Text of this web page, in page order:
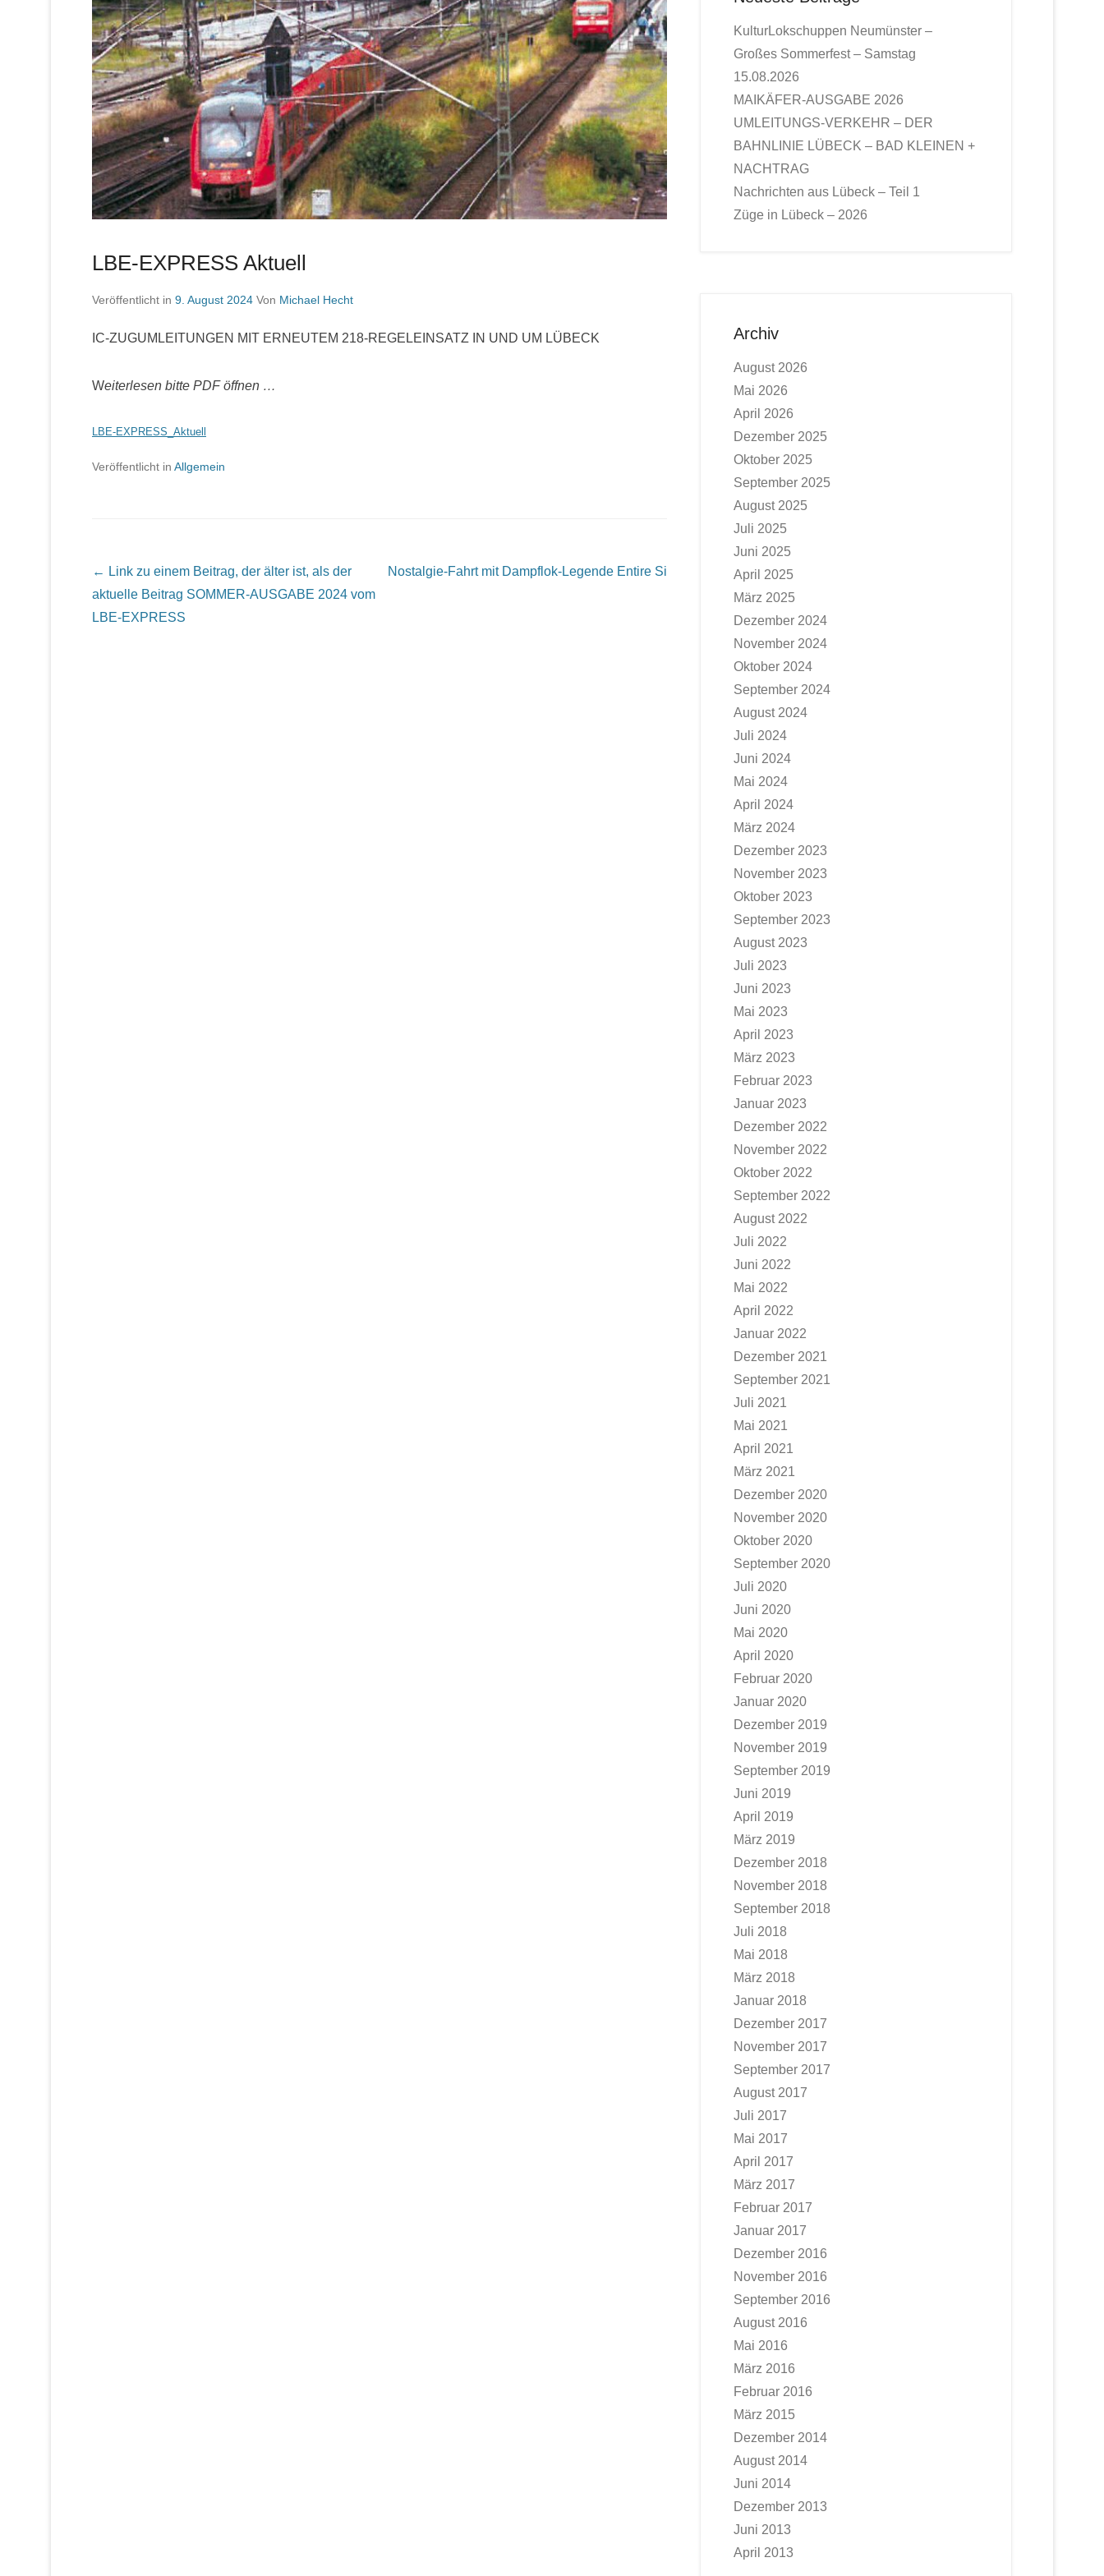
LBE-EXPRESS Aktuell
Veröffentlicht in 9. August 2024 Von Michael Hecht
IC-ZUGUMLEITUNGEN MIT ERNEUTEM 218-REGELEINSATZ IN UND UM LÜBECK
Weiterlesen bitte PDF öffnen …
LBE-EXPRESS_Aktuell
Veröffentlicht in Allgemein
Beitrags Übersicht
← Link zu einem Beitrag, der älter ist, als der
aktuelle Beitrag SOMMER-AUSGABE 2024 vom
LBE-EXPRESS
Nostalgie-Fahrt mit Dampflok-Legende Entire Si
KulturLokschuppen Neumünster –
Großes Sommerfest – Samstag
15.08.2026
MAIKÄFER-AUSGABE 2026
UMLEITUNGS-VERKEHR – DER
BAHNLINIE LÜBECK – BAD KLEINEN +
NACHTRAG
Nachrichten aus Lübeck – Teil 1
Züge in Lübeck – 2026
Archiv
August 2026
Mai 2026
April 2026
Dezember 2025
Oktober 2025
September 2025
August 2025
Juli 2025
Juni 2025
April 2025
März 2025
Dezember 2024
November 2024
Oktober 2024
September 2024
August 2024
Juli 2024
Juni 2024
Mai 2024
April 2024
März 2024
Dezember 2023
November 2023
Oktober 2023
September 2023
August 2023
Juli 2023
Juni 2023
Mai 2023
April 2023
März 2023
Februar 2023
Januar 2023
Dezember 2022
November 2022
Oktober 2022
September 2022
August 2022
Juli 2022
Juni 2022
Mai 2022
April 2022
Januar 2022
Dezember 2021
September 2021
Juli 2021
Mai 2021
April 2021
März 2021
Dezember 2020
November 2020
Oktober 2020
September 2020
Juli 2020
Juni 2020
Mai 2020
April 2020
Februar 2020
Januar 2020
Dezember 2019
November 2019
September 2019
Juni 2019
April 2019
März 2019
Dezember 2018
November 2018
September 2018
Juli 2018
Mai 2018
März 2018
Januar 2018
Dezember 2017
November 2017
September 2017
August 2017
Juli 2017
Mai 2017
April 2017
März 2017
Februar 2017
Januar 2017
Dezember 2016
November 2016
September 2016
August 2016
Mai 2016
März 2016
Februar 2016
März 2015
Dezember 2014
August 2014
Juni 2014
Dezember 2013
Juni 2013
April 2013